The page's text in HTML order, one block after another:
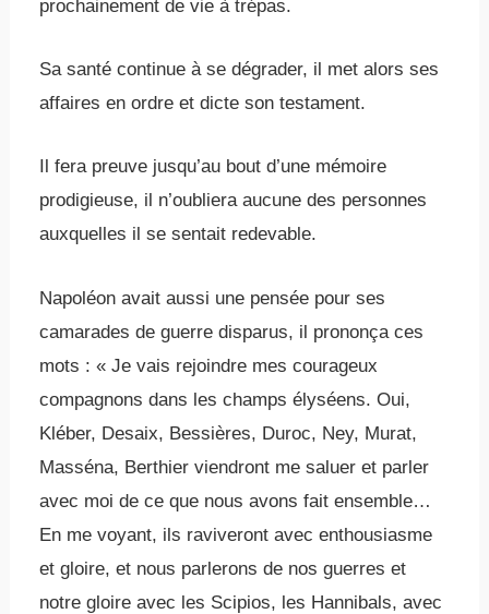
prochainement de vie à trépas.
Sa santé continue à se dégrader, il met alors ses
affaires en ordre et dicte son testament.
Il fera preuve jusqu’au bout d’une mémoire
prodigieuse, il n’oubliera aucune des personnes
auxquelles il se sentait redevable.
Napoléon avait aussi une pensée pour ses
camarades de guerre disparus, il prononça ces
mots : « Je vais rejoindre mes courageux
compagnons dans les champs élyséens. Oui,
Kléber, Desaix, Bessières, Duroc, Ney, Murat,
Masséna, Berthier viendront me saluer et parler
avec moi de ce que nous avons fait ensemble…
En me voyant, ils raviveront avec enthousiasme
et gloire, et nous parlerons de nos guerres et
notre gloire avec les Scipios, les Hannibals, avec